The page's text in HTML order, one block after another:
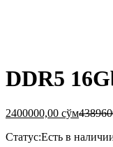
DDR5
2400000,00 сўм
Статус:Есть в